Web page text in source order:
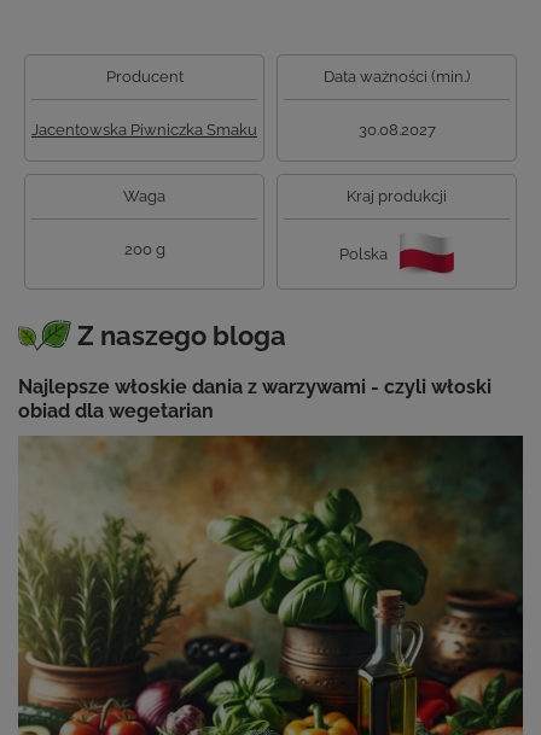
Producent
Jacentowska Piwniczka Smaku
Data ważności (min.)
30.08.2027
Waga
200 g
Kraj produkcji
Polska
Z naszego bloga
Najlepsze włoskie dania z warzywami - czyli włoski
obiad dla wegetarian